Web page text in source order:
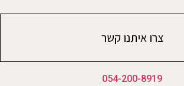
צרו איתנו קשר
054-200-8919